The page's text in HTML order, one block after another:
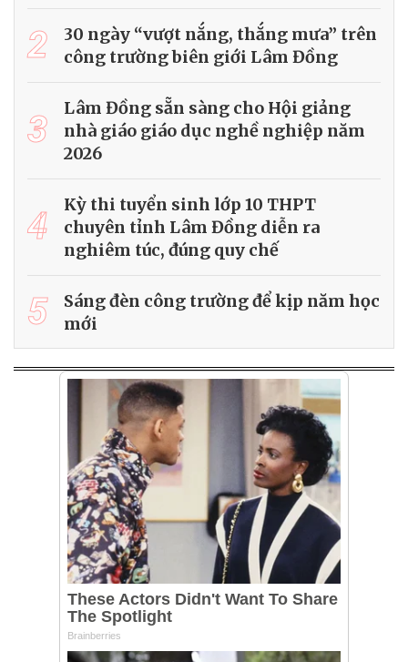
2
30 ngày “vượt nắng, thắng mưa” trên
công trường biên giới Lâm Đồng
3
Lâm Đồng sẵn sàng cho Hội giảng
nhà giáo giáo dục nghề nghiệp năm
2026
4
Kỳ thi tuyển sinh lớp 10 THPT
chuyên tỉnh Lâm Đồng diễn ra
nghiêm túc, đúng quy chế
5
Sáng đèn công trường để kịp năm học
mới